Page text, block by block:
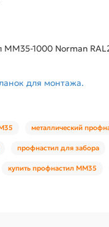
1000 Norman
для монтажа.
металлический
профнастил для забора
купить профнастил ММ35